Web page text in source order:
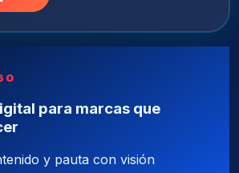
para marcas que
y pauta con visión